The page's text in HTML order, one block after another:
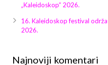
„Kaleidoskop“ 2026.
16. Kaleidoskop festival
2026.
Najnoviji komentari